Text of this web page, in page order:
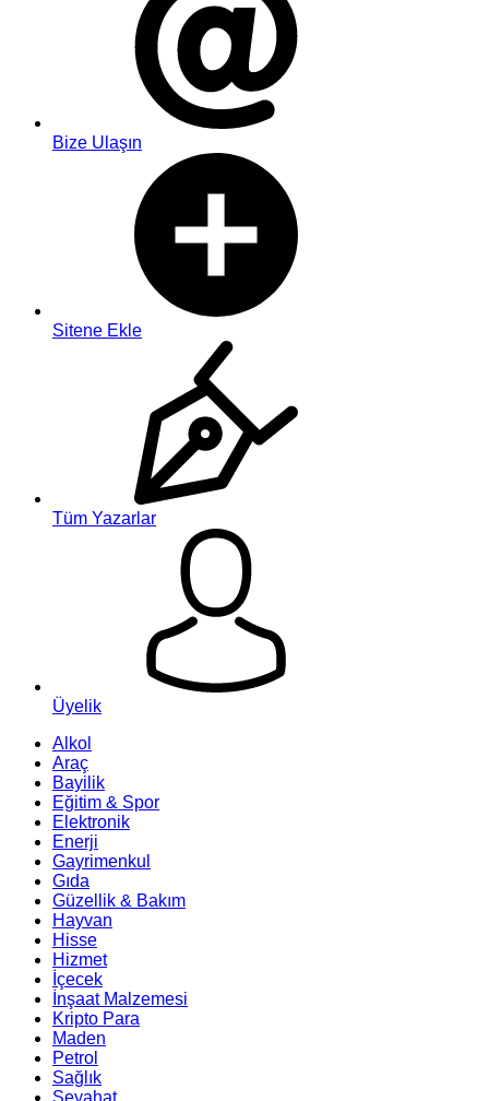
Bize Ulaşın
Sitene Ekle
Tüm Yazarlar
Üyelik
Alkol
Araç
Bayilik
Eğitim & Spor
Elektronik
Enerji
Gayrimenkul
Gıda
Güzellik & Bakım
Hayvan
Hisse
Hizmet
İçecek
İnşaat Malzemesi
Kripto Para
Maden
Petrol
Sağlık
Seyahat